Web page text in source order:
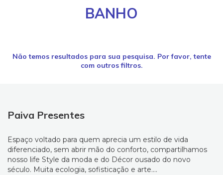
BANHO
Não temos resultados para sua pesquisa. Por favor, tente
com outros filtros.
Paiva Presentes
Espaço voltado para quem aprecia um estilo de vida
diferenciado, sem abrir mão do conforto, compartilhamos
nosso life Style da moda e do Décor ousado do novo
século. Muita ecologia, sofisticação e arte....